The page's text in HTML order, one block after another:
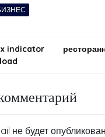
indicator
не будет